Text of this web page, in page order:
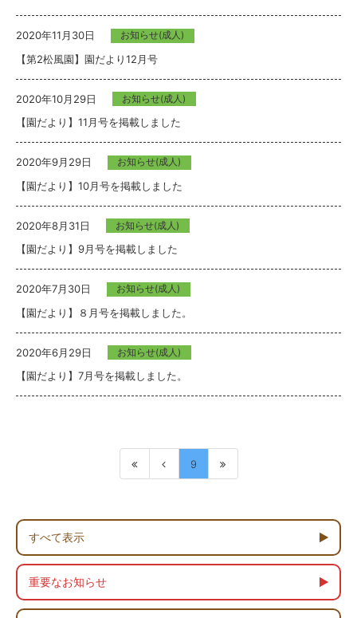
2020年11月30日 お知らせ(成人)
【第2松風園】園だより12月号
2020年10月29日 お知らせ(成人)
【園だより】11月号を掲載しました
2020年9月29日 お知らせ(成人)
【園だより】10月号を掲載しました
2020年8月31日 お知らせ(成人)
【園だより】9月号を掲載しました
2020年7月30日 お知らせ(成人)
【園だより】８月号を掲載しました。
2020年6月29日 お知らせ(成人)
【園だより】7月号を掲載しました。
9
すべて表示
重要なお知らせ